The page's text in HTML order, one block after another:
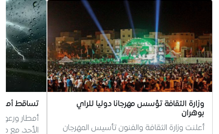
وزارة الثقافة تؤسس مهرجانا دوليا للراي
بوهران
أعلنت وزارة الثقافة والفنون تأسيس المهرجان
تساقط
أمطار